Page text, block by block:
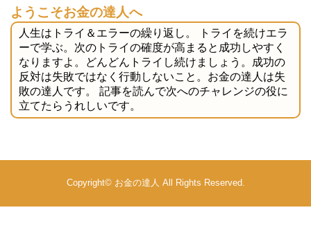
ようこそお金の達人へ
人生はトライ＆エラーの繰り返し。 トライを続けエラ
ーで学ぶ。次のトライの確度が高まると成功しやすく
なりますよ。どんどんトライし続けましょう。成功の
反対は失敗ではなく行動しないこと。お金の達人は失
敗の達人です。 記事を読んで次へのチャレンジの役に
立てたらうれしいです。
Copyright© お金の達人 All Rights Reserved.